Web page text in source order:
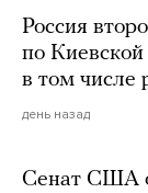
Россия
по Киевской
в том числе
день назад
Сенат США